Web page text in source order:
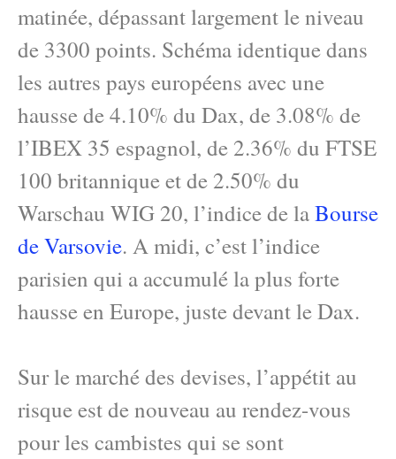
matinée, dépassant largement le niveau
de 3300 points. Schéma identique dans
les autres pays européens avec une
hausse de 4.10% du Dax, de 3.08% de
l’IBEX 35 espagnol, de 2.36% du FTSE
100 britannique et de 2.50% du
Warschau WIG 20, l’indice de laBourse
de Varsovie. A midi, c’est l’indice
parisien qui a accumulé la plus forte
hausse en Europe, juste devant le Dax.
Sur le marché des devises, l’appétit au
risque est de nouveau au rendez-vous
pour les cambistes qui se sont